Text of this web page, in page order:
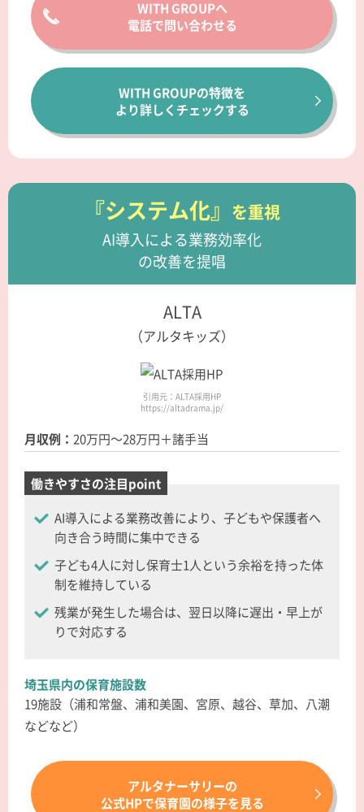
WITH GROUPへ
電話で問い合わせる
WITH GROUPの特徴を
より詳しくチェックする
『システム化』 を重視
AI導入による業務効率化
の改善を提唱
ALTA
（アルタキッズ）
引用元：ALTA採用HP
https://altadrama.jp/
月収例： 20万円～28万円＋諸手当
働きやすさの注目point
AI導入による業務改善により、子どもや保護者へ
向き合う時間に集中できる
子ども4人に対し保育士1人という余裕を持った体
制を維持している
残業が発生した場合は、翌日以降に遅出・早上が
りで対応する
埼玉県内の保育施設数
19施設（浦和常盤、浦和美園、宮原、越谷、草加、八潮
などなど）
アルタナーサリーの
公式HPで保育園の様子を見る